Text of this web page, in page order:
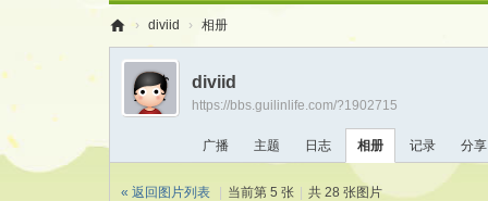
桂
人
› diviid › 相册
diviid
https://bbs.guilinlife.com/?1902715
广播 主题 日志 相册 记录 分享
« 返回图片列表 当前第 5 张 共 28 张图片